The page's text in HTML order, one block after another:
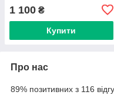
1 100 ₴
Купити
Про нас
89% позитивних з 116